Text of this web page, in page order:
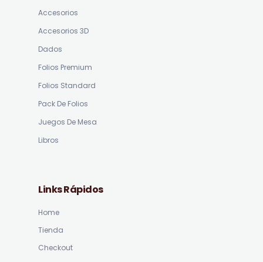
Accesorios
Accesorios 3D
Dados
Folios Premium
Folios Standard
Pack De Folios
Juegos De Mesa
Libros
Links Rápidos
Home
Tienda
Checkout